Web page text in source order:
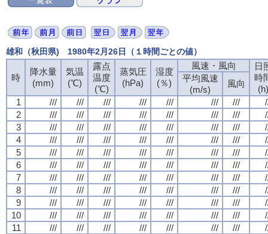
雄和（秋田県) 1980年2月26日（１時間ごとの値）
時
降水量
(mm)
気温
(℃)
露点
温度
(℃)
蒸気圧
(hPa)
湿度
(％)
風速・風向
日
時
(h)
平均風速
(m/s)
風向
1
/// /// /// /// /// /// ///
2
/// /// /// /// /// /// ///
3
/// /// /// /// /// /// ///
4
/// /// /// /// /// /// ///
5
/// /// /// /// /// /// ///
6
/// /// /// /// /// /// ///
7
/// /// /// /// /// /// ///
8
/// /// /// /// /// /// ///
9
/// /// /// /// /// /// ///
10
/// /// /// /// /// /// ///
11
/// /// /// /// /// /// ///
時
降水量
(mm)
気温
(℃)
露点
温度
(℃)
蒸気圧
(hPa)
湿度
(％)
風速・風向
日
時
(h)
平均風速
(m/s)
風向
1
/// /// /// /// /// /// ///
2
/// /// /// /// /// /// ///
3
/// /// /// /// /// /// ///
4
/// /// /// /// /// /// ///
5
/// /// /// /// /// /// ///
6
/// /// /// /// /// /// ///
7
/// /// /// /// /// /// ///
8
/// /// /// /// /// /// ///
9
/// /// /// /// /// /// ///
10
/// /// /// /// /// /// ///
11
/// /// /// /// /// /// ///
時
降水量
(mm)
気温
(℃)
露点
温度
(℃)
蒸気圧
(hPa)
湿度
(％)
風速・風向
日
時
(h)
平均風速
(m/s)
風向
1
/// /// /// /// /// /// ///
2
/// /// /// /// /// /// ///
3
/// /// /// /// /// /// ///
4
/// /// /// /// /// /// ///
5
/// /// /// /// /// /// ///
6
/// /// /// /// /// /// ///
7
/// /// /// /// /// /// ///
8
/// /// /// /// /// /// ///
9
/// /// /// /// /// /// ///
10
/// /// /// /// /// /// ///
11
/// /// /// /// /// /// ///
時
降水量
(mm)
気温
(℃)
露点
温度
(℃)
蒸気圧
(hPa)
湿度
(％)
風速・風向
日
時
(h)
平均風速
(m/s)
風向
1
/// /// /// /// /// /// ///
2
/// /// /// /// /// /// ///
3
/// /// /// /// /// /// ///
4
/// /// /// /// /// /// ///
5
/// /// /// /// /// /// ///
6
/// /// /// /// /// /// ///
7
/// /// /// /// /// /// ///
8
/// /// /// /// /// /// ///
9
/// /// /// /// /// /// ///
10
/// /// /// /// /// /// ///
11
/// /// /// /// /// /// ///